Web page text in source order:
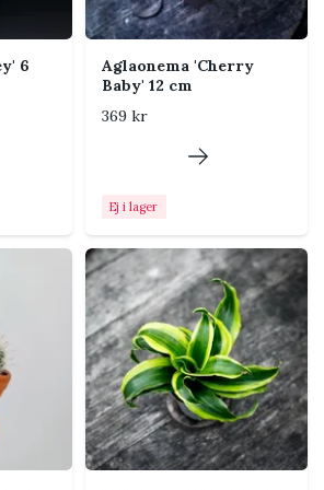
Normal till torr rumsluft.
under aktiv tillväxt.
Normal rumstemperatur
passar. Skydda från frost,
kalla drag och långvarigt blöt
i hemmet
ljust fönster där plantan inte står
Klorofyllverket
ordentligt mellan
6
Aglaonema 'Cherry
Baby' 12 cm
369 kr
Ej i lager